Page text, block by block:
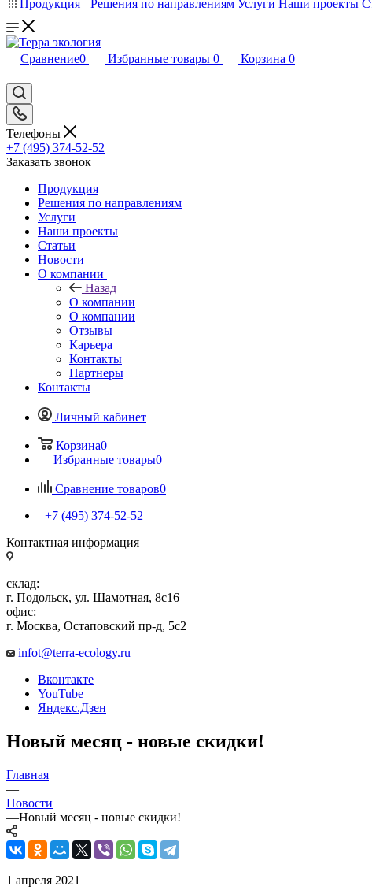
Продукция
Решения по направлениям Услуги Наши проекты
Сравнение0 Избранные товары 0 Корзина 0
Телефоны
+7 (495) 374-52-52
Заказать звонок
Продукция
Решения по направлениям
Услуги
Наши проекты
Статьи
Новости
О компании
Назад
О компании
О компании
Отзывы
Карьера
Контакты
Партнеры
Контакты
Личный кабинет
Корзина0
Избранные товары0
Сравнение товаров0
+7 (495) 374-52-52
Контактная информация
склад:
г. Подольск, ул. Шамотная, 8с16
офис:
г. Москва, Остаповский пр-д, 5с2
infot@terra-ecology.ru
Вконтакте
YouTube
Яндекс.Дзен
Новый месяц - новые скидки!
Главная
—
Новости
—Новый месяц - новые скидки!
1 апреля 2021